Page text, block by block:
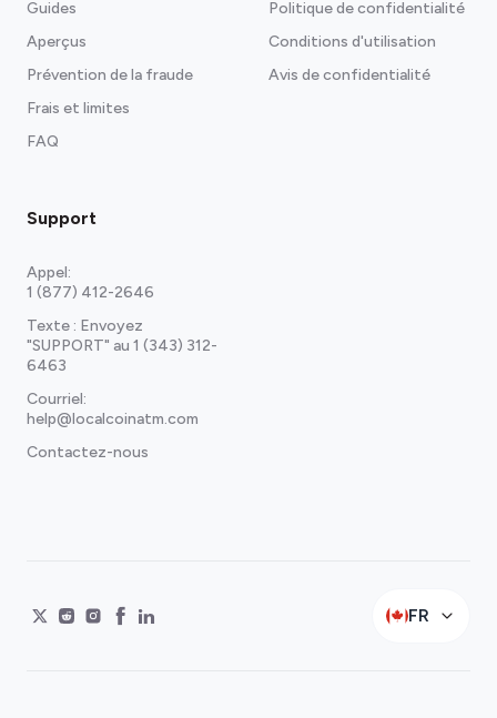
Guides
Aperçus
Prévention de la fraude
Frais et limites
FAQ
Politique de confidentialité
Conditions d'utilisation
Avis de confidentialité
Support
Appel:
1 (877) 412-2646
Texte : Envoyez
"SUPPORT" au 1 (343) 312-
6463
Courriel:
help@localcoinatm.com
Contactez-nous
FR